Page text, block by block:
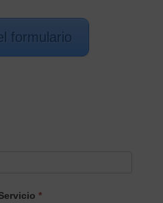
formulario
*